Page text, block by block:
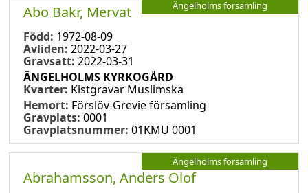
Ängelholms församling
Abo Bakr, Mervat
Född: 1972-08-09
Avliden: 2022-03-27
Gravsatt: 2022-03-31
ÄNGELHOLMS KYRKOGÅRD
Kvarter: Kistgravar Muslimska
Hemort: Förslöv-Grevie församling
Gravplats: 0001
Gravplatsnummer: 01KMU 0001
Ängelholms församling
Abrahamsson, Anders Olof